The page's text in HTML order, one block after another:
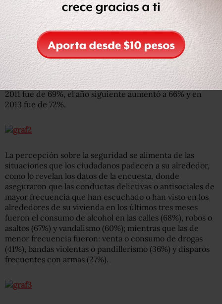
En la encuesta de 2014,solo 28% de la población
mayor
de 18 años aseguró que percibió el desempeño de la
policía como “muy o algo efectivo”.
Durante diciembre de 2014,73% de los encuestados
consideró que“en términos de delincuencia, vivir en su
ciudad es inseguro”. Esto también representa un
aumento con respecto a los años anteriores, cuando en
2011 fue de 69%, el año siguiente aumentó a 66% y en
2013 fue de 72%.
La percepción sobre la seguridad se alimenta de las
situaciones que los ciudadanos padecen a su alrededor,
como lo revelan los datos de la encuesta, donde
aseguraron que las conductas delictivas o antisociales de
mayor frecuencia que han escuchado o han visto en los
alrededores de su vivienda en los últimos tres meses
fueron el consumo de alcohol en las calles (68%), robos o
asaltos (67%) y vandalismo (60%); mientras que las de
menor frecuencia fueron: venta o consumo de drogas
(41%), bandas violentas o pandillerismo (36%) y disparos
frecuentes con armas (27%).